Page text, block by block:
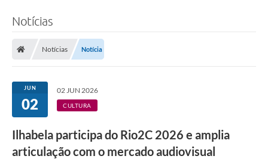
Notícias
Notícias Notícia
JUN
02
02 JUN 2026
CULTURA
Ilhabela participa do Rio2C 2026 e amplia
articulação com o mercado audiovisual